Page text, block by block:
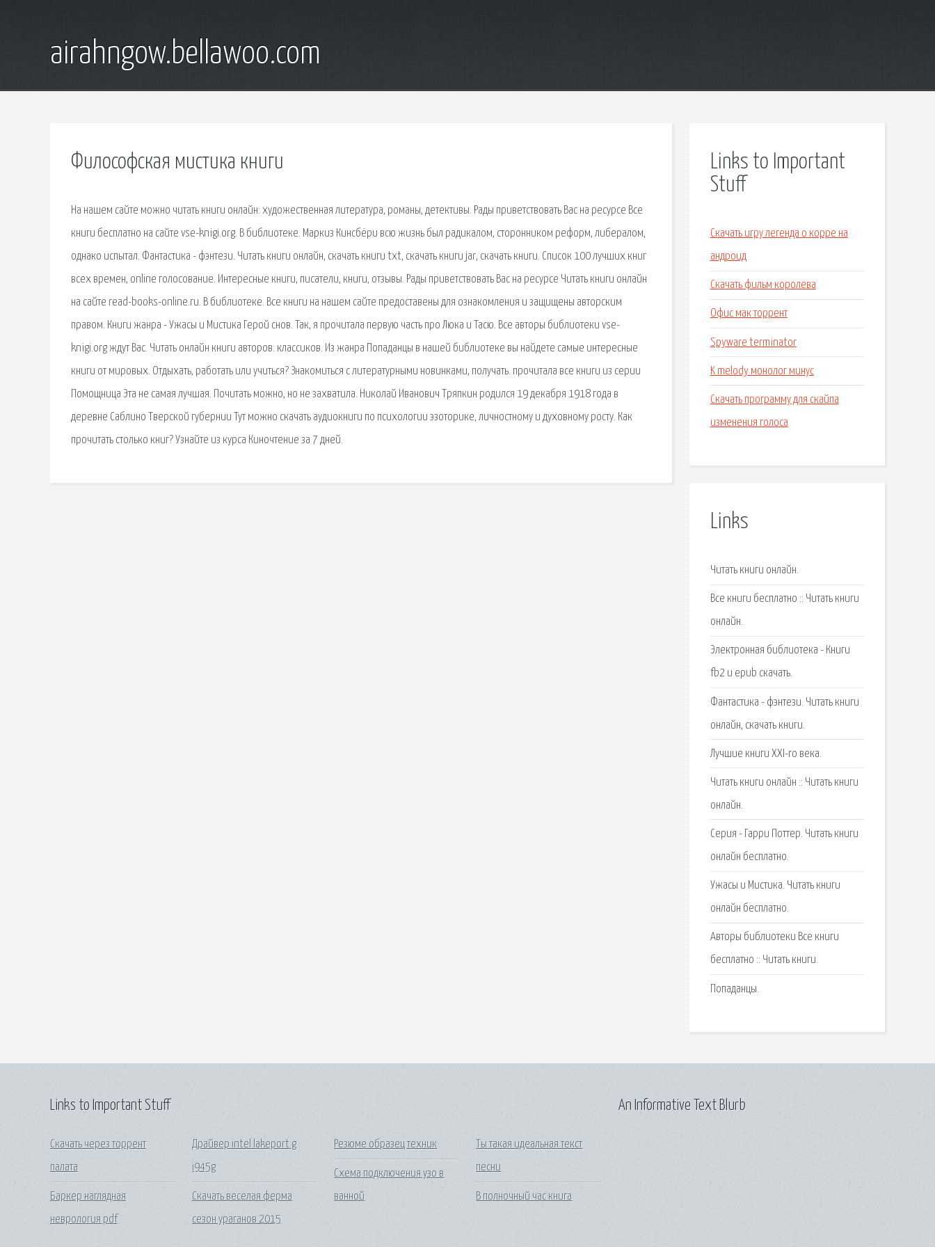
airahngow.bellawoo.com
Философская мистика книги
На нашем сайте можно читать книги онлайн: художественная литература, романы, детективы. Рады приветствовать Вас на ресурсе Все
книги бесплатно на сайте vse-knigi.org. В библиотеке. Маркиз Кинсбёри всю жизнь был радикалом, сторонником реформ, либералом,
однако испытал. Фантастика - фэнтези. Читать книги онлайн, скачать книги txt, скачать книги jar, скачать книги. Список 100 лучших книг
всех времен, online голосование. Интересные книги, писатели, книги, отзывы. Рады приветствовать Вас на ресурсе Читать книги онлайн
на сайте read-books-online.ru. В библиотеке. Все книги на нашем сайте предоставены для ознакомления и защищены авторским
правом. Книги жанра - Ужасы и Мистика Герой снов. Так, я прочитала первую часть про Люка и Тасю. Все авторы библиотеки vse-
knigi.org ждут Вас. Читать онлайн книги авторов: классиков. Из жанра Попаданцы в нашей библиотеке вы найдете самые интересные
книги от мировых. Отдыхать, работать или учиться? Знакомиться с литературными новинками, получать. прочитала все книги из серии
Помощница Эта не самая лучшая. Почитать можно, но не захватила. Николай Иванович Тряпкин родился 19 декабря 1918 года в
деревне Саблино Тверской губернии Тут можно скачать аудиокниги по психологии эзоторике, личностному и духовному росту. Как
прочитать столько книг? Узнайте из курса Киночтение за 7 дней.
Links to Important
Stuff
Скачать игру легенда о корре на
андроид
Скачать фильм королева
Офис мак торрент
Spyware terminator
K melody монолог минус
Скачать программу для скайпа
изменения голоса
Links
Читать книги онлайн.
Все книги бесплатно :: Читать книги
онлайн.
Электронная библиотека - Книги
fb2 и epub скачать.
Фантастика - фэнтези. Читать книги
онлайн, скачать книги.
Лучшие книги XXI-го века.
Читать книги онлайн :: Читать книги
онлайн.
Серия - Гарри Поттер. Читать книги
онлайн бесплатно.
Ужасы и Мистика. Читать книги
онлайн бесплатно.
Авторы библиотеки Все книги
бесплатно :: Читать книги.
Попаданцы.
Links to Important Stuff
Скачать через торрент
палата
Баркер наглядная
неврология pdf
Драйвер intel lakeport g
i945g
Скачать веселая ферма
сезон ураганов 2015
Резюме образец техник
Схема подключения узо в
ванной
Ты такая идеальная текст
песни
В полночный час книга
An Informative Text Blurb